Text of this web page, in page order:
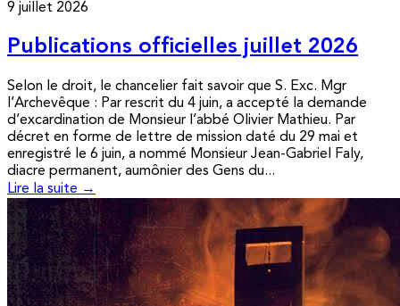
9 juillet 2026
Publications officielles juillet 2026
Selon le droit, le chancelier fait savoir que S. Exc. Mgr
l’Archevêque : Par rescrit du 4 juin, a accepté la demande
d’excardination de Monsieur l’abbé Olivier Mathieu. Par
décret en forme de lettre de mission daté du 29 mai et
enregistré le 6 juin, a nommé Monsieur Jean-Gabriel Faly,
diacre permanent, aumônier des Gens du...
Lire la suite →